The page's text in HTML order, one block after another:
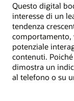
Questo digital
interesse di un
tendenza
comportamento,
potenziale
contenuti.
dimostra un
al telefono o su